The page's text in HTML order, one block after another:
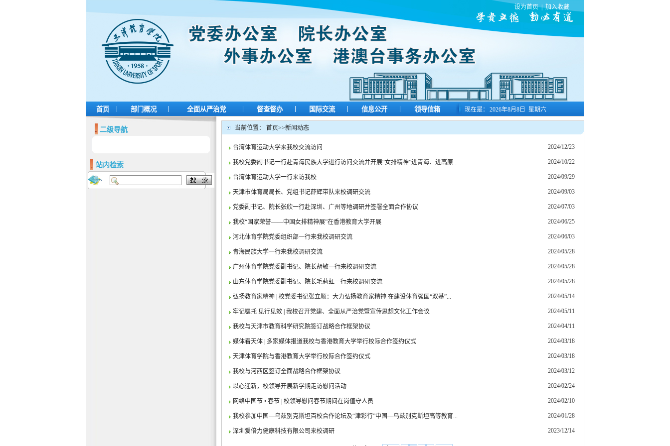
设为首页 | 加入收藏
首页 | 部门概况 | 全面从严治党 | 督查督办 | 国际交流 | 信息公开 | 领导信箱 现在是： 2026年8月8日 星期六
二级导航
站内检索
当前位置： 首页>>新闻动态
台湾体育运动大学来我校交流访问 2024/12/23
我校党委副书记一行赴青海民族大学进行访问交流并开展“女排精神”进青海、进高原... 2024/10/22
台湾体育运动大学一行来访我校 2024/09/29
天津市体育局局长、党组书记薛辉带队来校调研交流 2024/09/03
党委副书记、院长张欣一行赴深圳、广州等地调研并签署全面合作协议 2024/07/03
我校“国家荣誉——中国女排精神展”在香港教育大学开展 2024/06/25
河北体育学院党委组织部一行来我校调研交流 2024/06/03
青海民族大学一行来我校调研交流 2024/05/28
广州体育学院党委副书记、院长胡敏一行来校调研交流 2024/05/28
山东体育学院党委副书记、院长毛莉虹一行来校调研交流 2024/05/28
弘扬教育家精神 | 校党委书记张立顺：大力弘扬教育家精神 在建设体育强国“双基”... 2024/05/14
牢记嘱托 见行见效 | 我校召开党建、全面从严治党暨宣传思想文化工作会议 2024/05/11
我校与天津市教育科学研究院签订战略合作框架协议 2024/04/11
媒体看天体 | 多家媒体报道我校与香港教育大学举行校际合作签约仪式 2024/03/18
天津体育学院与香港教育大学举行校际合作签约仪式 2024/03/18
我校与河西区签订全面战略合作框架协议 2024/03/12
以心迎新，校领导开展新学期走访慰问活动 2024/02/24
网络中国节 • 春节 | 校领导慰问春节期间在岗值守人员 2024/02/10
我校参加中国—乌兹别克斯坦百校合作论坛及“津彩行”中国—乌兹别克斯坦高等教育... 2024/01/28
深圳爱倍力健康科技有限公司来校调研 2023/12/14